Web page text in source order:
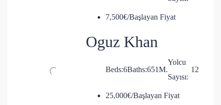
7,500€/Başlayan Fiyat
Oguz Khan
Beds:6Baths:651M.
Yolcu
Sayısı:
12
25,000€/Başlayan Fiyat